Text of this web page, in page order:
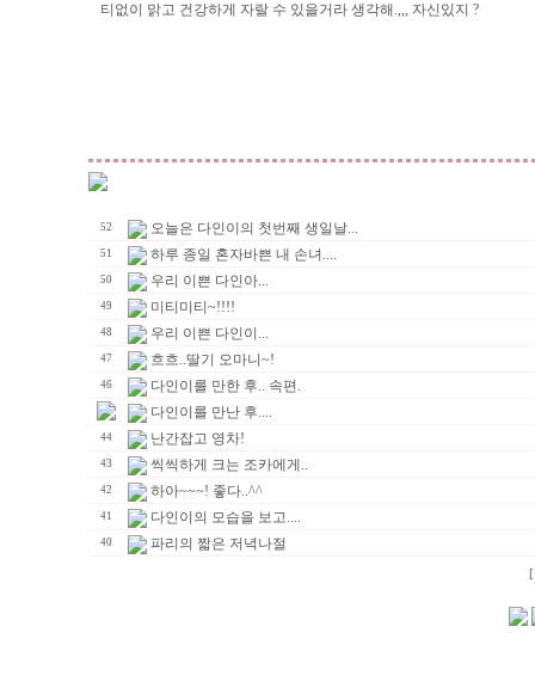
티없이 맑고 건강하게 자랄 수 있을거라 생각해.,,, 자신있지 ?
52 오늘은 다인이의 첫번째 생일날...
51 하루 종일 혼자바쁜 내 손녀....
50 우리 이쁜 다인아...
49 미티미티~!!!!
48 우리 이쁜 다인이...
47 흐흐..딸기 오마니~!
46
다인이를 만한 후.. 속편.
다인이를 만난 후....
44 난간잡고 영차!
43 씩씩하게 크는 조카에게..
42 하아~~~! 좋다..^^
41 다인이의 모습을 보고....
40 파리의 짧은 저녁나절